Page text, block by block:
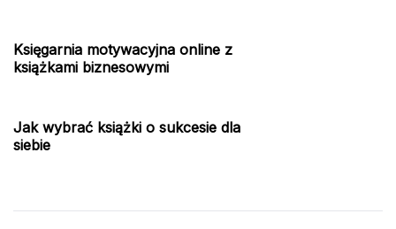
Księgarnia motywacyjna online z
książkami biznesowymi
Jak wybrać książki o sukcesie dla
siebie